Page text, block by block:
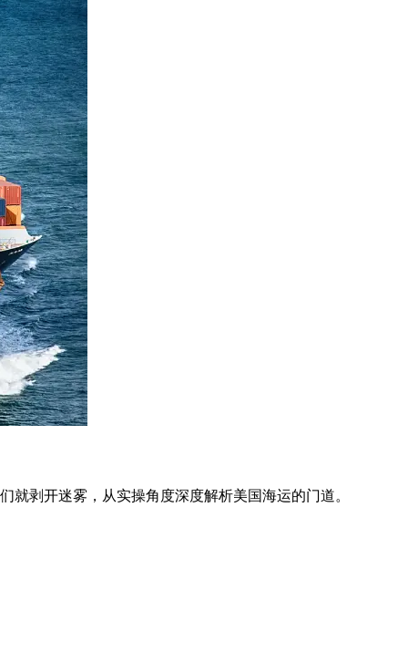
剥开迷雾，从实操角度深度解析美国海运的门道。